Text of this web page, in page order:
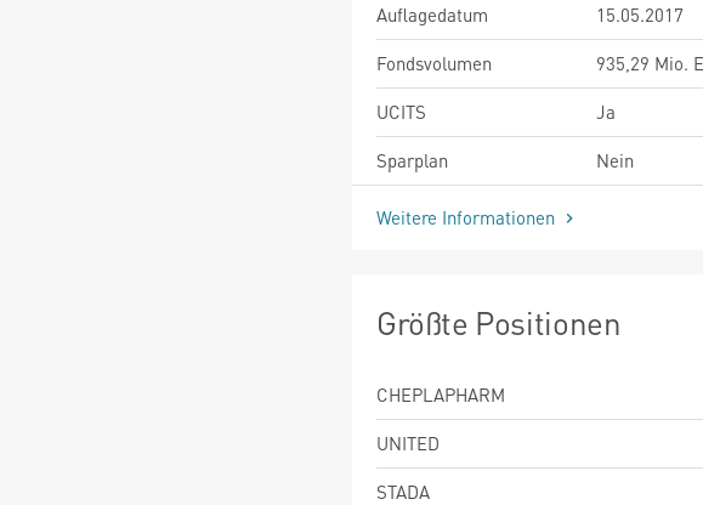
Auflagedatum
15.05.2017
Fondsvolumen
935,29 Mio.
UCITS
Ja
Sparplan
Nein
Weitere Informationen
Größte Positionen
CHEPLAPHARM
UNITED
STADA